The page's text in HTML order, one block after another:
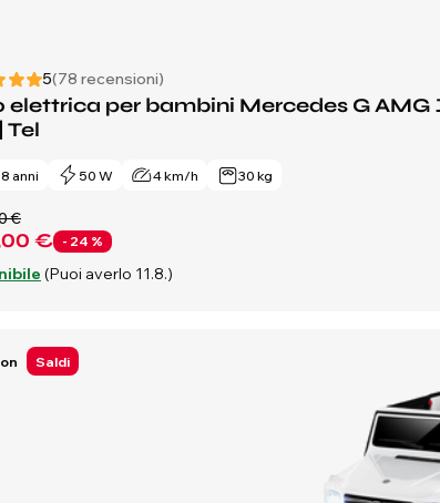
5(78 recensioni)
elettrica per bambini Mercedes G
Tel
8 anni 50 W 4 km/h 30 kg
€ - 24 %
€
(Puoi averlo 11.8.)
Saldi